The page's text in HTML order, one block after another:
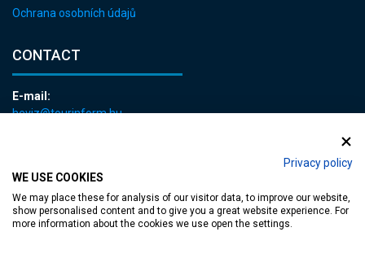
Privacy policy
WE USE COOKIES
We may place these for analysis of our visitor data, to improve our website,
show personalised content and to give you a great website experience. For
more information about the cookies we use open the settings.
Ochrana osobních údajů
CONTACT
E-mail:
heviz@tourinform.hu